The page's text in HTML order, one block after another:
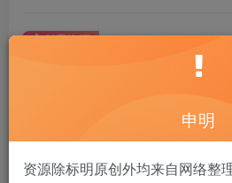
￥ 20
付费资源
申明
资源除标明原创外均来自网络整